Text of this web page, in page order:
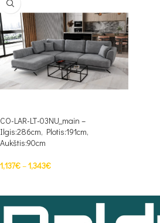
CO-LAR-LT-03NU_main –
Ilgis:286cm, Plotis:191cm,
Aukštis:90cm
1,137€–1,343€